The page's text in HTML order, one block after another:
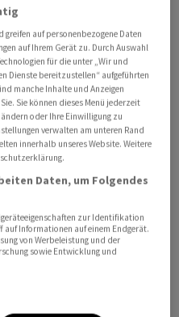
2019 und 2021 an
130 Unternehmen
beteiligt gewesen
Lösegeld bezahlt
belaufe sich auf
von rund 35 Millionen
laut der
Schäden in Höhe von
einem Unternehmen aus
in Höhe von rund 9
greifen auf personenbezogene Daten
auf Ihrem Gerät zu. Durch Auswahl
für die unter „Wir und
Dienste bereitzustellen“ aufgeführten
manche Inhalte und Anzeigen
Sie können dieses Menü jederzeit
oder Ihre Einwilligung zu
verwalten am unteren Rand
innerhalb unseres Website. Weitere
Daten, um Folgendes
zur Identifikation
Informationen auf einem Endgerät.
von Werbeleistung und der
sowie Entwicklung und